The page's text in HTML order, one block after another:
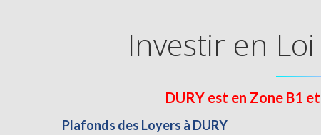
Investir en
DURY est en Zone B1
Plafonds des Loyers à DURY